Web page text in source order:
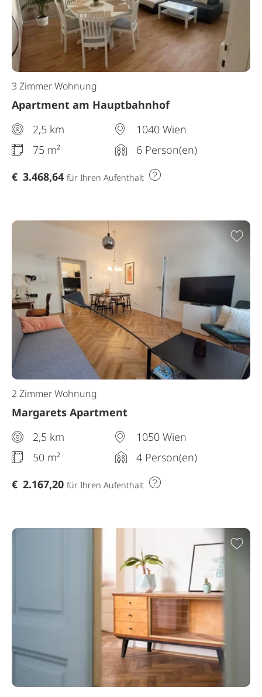
3 Zimmer Wohnung
Apartment am Hauptbahnhof
2,5 km
1040 Wien
75 m²
6 Person(en)
€ 3.468,64 für Ihren Aufenthalt
2 Zimmer Wohnung
Margarets Apartment
2,5 km
1050 Wien
50 m²
4 Person(en)
€ 2.167,20 für Ihren Aufenthalt